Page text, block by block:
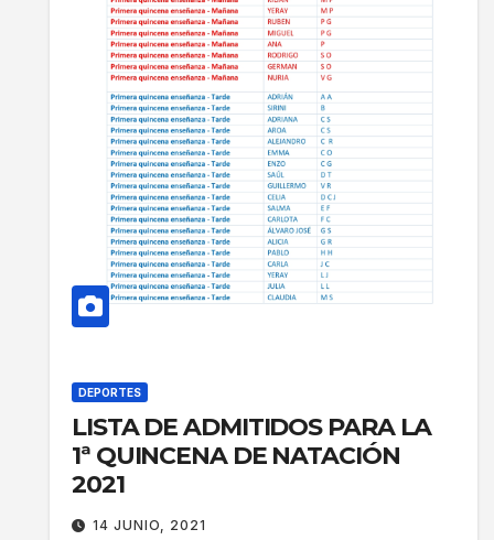
DEPORTES
LISTA DE ADMITIDOS PARA LA
1ª QUINCENA DE NATACIÓN
2021
14 JUNIO, 2021